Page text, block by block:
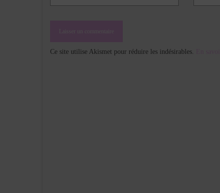
Ce site utilise Akismet pour réduire les indésirables.